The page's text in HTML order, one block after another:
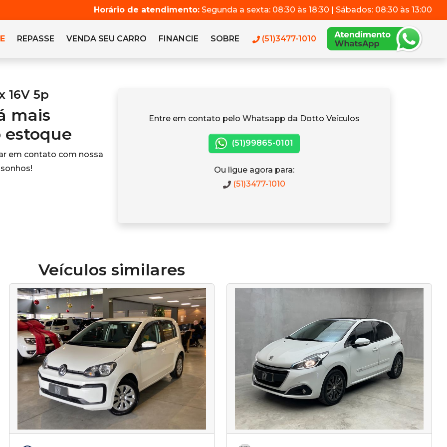
Horário de atendimento: Segunda a sexta: 08:30 às 18:30 | Sábados: 08:30 às 13:00
REPASSE VENDA SEU CARRO FINANCIE SOBRE (51)3477-1010
16V 5p
mais
estoque
em contato com nossa
Entre em contato pelo Whatsapp da Dotto Veículos
(51)99865-0101
Ou ligue agora para:
(51)3477-1010
Veículos similares